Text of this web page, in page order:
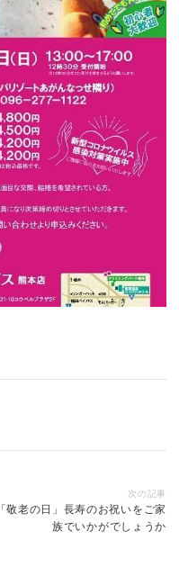
次の記事
「敬老の日」長寿のお祝いをご家
族でいかがでしょうか